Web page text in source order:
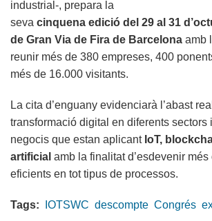
industrial-, prepara la
seva cinquena edició del 29 al 31
de Gran Via de Fira de Barcelona amb
reunir més de 380 empreses, 400
més de 16.000 visitants.
La cita d’enguany evidenciarà l’abast
transformació digital en diferents sectors
negocis que estan aplicant IoT,
artificial amb la finalitat d’esdevenir
eficients en tot tipus de processos.
Tags: IOTSWC descompte Congrés